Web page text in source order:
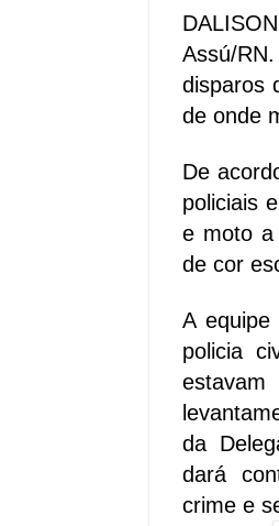
Assú/
disparos
de onde
De
policiais
e moto a
de cor
A equipe
policia
da
dará
crime e